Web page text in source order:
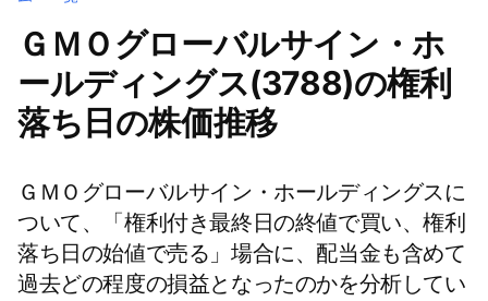
ＧＭＯグローバルサイン・ホ
ールディングス(3788)の権利
落ち日の株価推移
ＧＭＯグローバルサイン・ホールディングスに
ついて、「権利付き最終日の終値で買い、権利
落ち日の始値で売る」場合に、配当金も含めて
過去どの程度の損益となったのかを分析してい